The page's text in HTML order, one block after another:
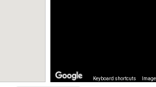
Keyboard shortcuts